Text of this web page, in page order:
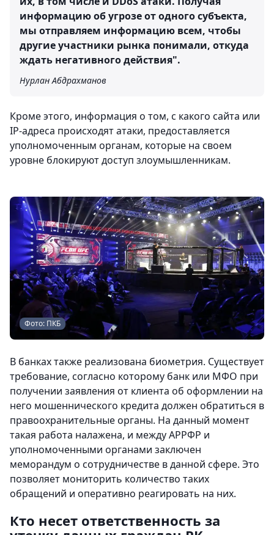
информацию об угрозе от одного субъекта,
мы отправляем информацию всем, чтобы
другие участники рынка понимали, откуда
ждать негативного действия".
Нурлан Абдрахманов
Кроме этого, информация о том, с какого сайта или
IP-адреса происходят атаки, предоставляется
уполномоченным органам, которые на своем
уровне блокируют доступ злоумышленникам.
Фото: ПКБ
В банках также реализована биометрия. Существует
требование, согласно которому банк или МФО при
получении заявления от клиента об оформлении на
него мошеннического кредита должен обратиться в
правоохранительные органы. На данный момент
такая работа налажена, и между АРРФР и
уполномоченными органами заключен
меморандум о сотрудничестве в данной сфере. Это
позволяет мониторить количество таких
обращений и оперативно реагировать на них.
Кто несет ответственность за